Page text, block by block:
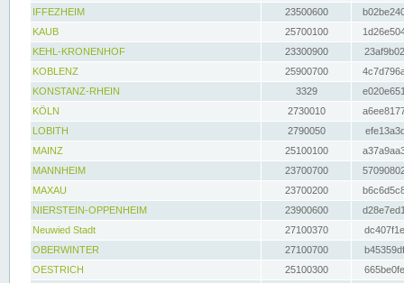
IFFEZHEIM
23500600
KAUB
25700100
KEHL-KRONENHOF
23300900
KOBLENZ
25900700
KONSTANZ-RHEIN
3329
KÖLN
2730010
LOBITH
2790050
MAINZ
25100100
MANNHEIM
23700700
MAXAU
23700200
NIERSTEIN-OPPENHEIM
23900600
Neuwied Stadt
27100370
OBERWINTER
27100700
OESTRICH
25100300